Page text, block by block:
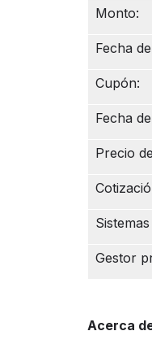
Monto:
Fecha
Cupón:
Fecha
Precio
Gestor
Acerca